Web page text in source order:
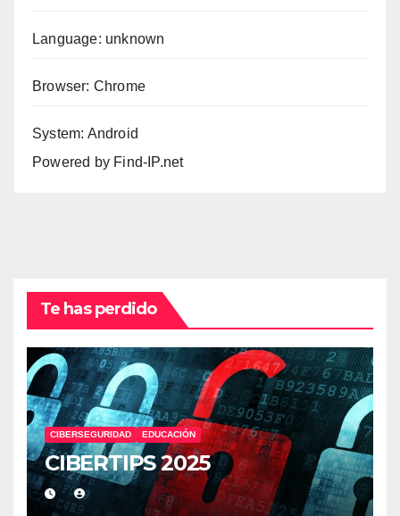
Language: unknown
Browser: Chrome
System: Android
Powered by Find-IP.net
Te has perdido
CIBERSEGURIDAD EDUCACIÓN
CIBERTIPS 2025